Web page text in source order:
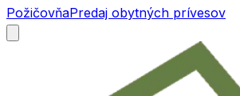
PožičovňaPredaj obytných prívesov